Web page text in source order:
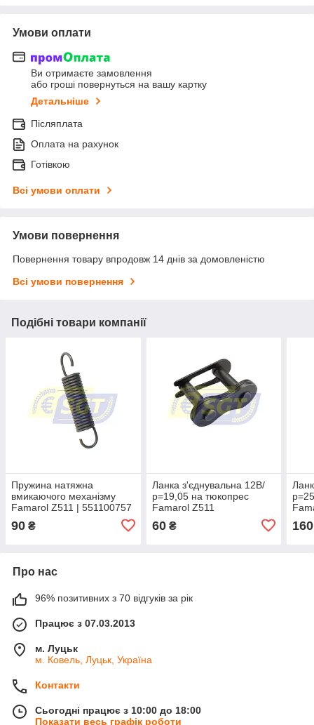
Умови оплати
Ви отримаєте замовлення
або гроші повернуться на вашу картку
Детальніше
Післяплата
Оплата на рахунок
Готівкою
Всі умови оплати
Умови повернення
Повернення товару впродовж 14 днів за домовленістю
Всі умови повернення
Подібні товари компанії
Пружина натяжна
вмикаючого механізму
Famarol Z511 | 551100757
90 ₴
Ланка з'єднувальна 12В/
р=19,05 на тюкопрес
Famarol Z511
60₴ 160
Про нас
96% позитивних з 70 відгуків за рік
Працює з 07.03.2013
м. Луцьк
м. Ковель, Луцьк, Україна
Контакти
Сьогодні працює з 10:00 до 18:00
Показати весь графік роботи